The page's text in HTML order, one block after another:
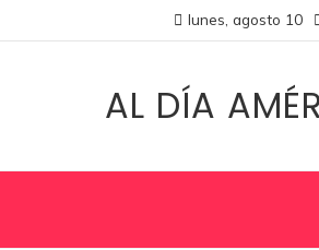
lunes, agosto 10
AL DÍA